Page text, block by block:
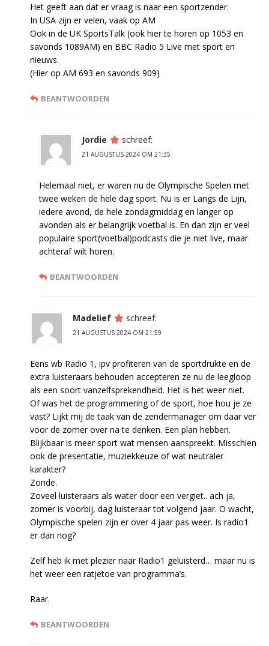
Het geeft aan dat er vraag is naar een sportzender.
In USA zijn er velen, vaak op AM
Ook in de UK SportsTalk (ook hier te horen op 1053 en
savonds 1089AM) en BBC Radio 5 Live met sport en
nieuws.
(Hier op AM 693 en savonds 909)
BEANTWOORDEN
Jordie schreef:
21 AUGUSTUS 2024 OM 21:35
Helemaal niet, er waren nu de Olympische Spelen met
twee weken de hele dag sport. Nu is er Langs de Lijn,
iedere avond, de hele zondagmiddag en langer op
avonden als er belangrijk voetbal is. En dan zijn er veel
populaire sport(voetbal)podcasts die je niet live, maar
achteraf wilt horen.
BEANTWOORDEN
Madelief schreef:
21 AUGUSTUS 2024 OM 21:59
Eens wb Radio 1, ipv profiteren van de sportdrukte en de
extra luisteraars behouden accepteren ze nu de leegloop
als een soort vanzelfsprekendheid. Het is het weer niet.
Of was het de programmering of de sport, hoe hou je ze
vast? Lijkt mij de taak van de zendermanager om daar ver
voor de zomer over na te denken. Een plan hebben.
Blijkbaar is meer sport wat mensen aanspreekt. Misschien
ook de presentatie, muziekkeuze of wat neutraler
karakter?
Zonde.
Zoveel luisteraars als water door een vergiet.. ach ja,
zomer is voorbij, dag luisteraar tot volgend jaar. O wacht,
Olympische spelen zijn er over 4 jaar pas weer. Is radio1
er dan nog?
Zelf heb ik met plezier naar Radio1 geluisterd… maar nu is
het weer een ratjetoe van programma’s.
Raar.
BEANTWOORDEN